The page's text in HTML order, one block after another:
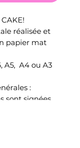
réalisée et
papier mat
A5, A4 ou A3
:
sont signées